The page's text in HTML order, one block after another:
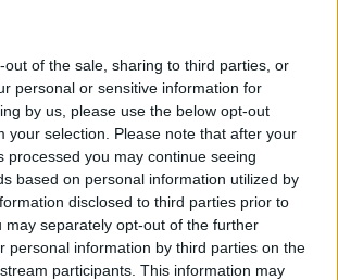
out of the sale, sharing to third parties, or
personal or sensitive information for
by us, please use the below opt-out
your selection. Please note that after your
processed you may continue seeing
based on personal information utilized by
disclosed to third parties prior to
may separately opt-out of the further
personal information by third parties on the
participants. This information may
erano ancora li.
Servo per Amikeco by IPA "Viaggio per vedere non per
alle: 13:11:56
apertura della cascata, cambiano in base ai